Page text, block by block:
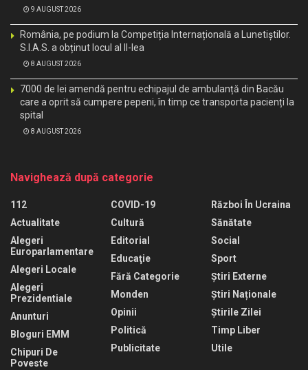
9 AUGUST 2026
România, pe podium la Competiția Internațională a Lunetiștilor.
S.I.A.S. a obținut locul al II-lea
8 AUGUST 2026
7000 de lei amendă pentru echipajul de ambulanță din Bacău
care a oprit să cumpere pepeni, în timp ce transporta pacienți la
spital
8 AUGUST 2026
Navighează după categorie
112
Actualitate
Alegeri
Europarlamentare
Alegeri Locale
Alegeri
Prezidentiale
Anunturi
Bloguri EMM
Chipuri De
Poveste
COVID-19
Cultură
Editorial
Educaţie
Fără Categorie
Monden
Opinii
Politică
Publicitate
Război În Ucraina
Sănătate
Social
Sport
Știri Externe
Știri Naționale
Știrile Zilei
Timp Liber
Utile